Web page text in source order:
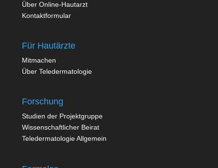
Über Online-Hautarzt
Kontaktformular
Für Hautärzte
Mitmachen
Über Teledermatologie
Forschung
Studien der Projektgruppe
Wissenschaftlicher Beirat
Teledermatologie Allgemein